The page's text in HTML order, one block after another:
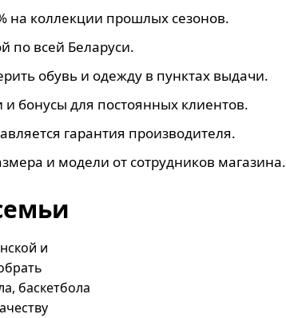
на коллекции прошлых сезонов.
по всей Беларуси.
обувь и одежду в пунктах выдачи.
бонусы для постоянных клиентов.
гарантия производителя.
и модели от сотрудников магазина.
и
баскетбола